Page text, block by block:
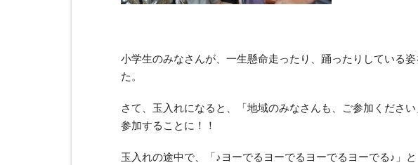
小学生のみなさんが、一生懸命走ったり、踊ったりしている
た。
さて、玉入れになると、「地域のみなさんも、ご参加くださ
参加することに！！
玉入れの途中で、「♪ヨーでるヨーでるヨーでるヨーでる♪」